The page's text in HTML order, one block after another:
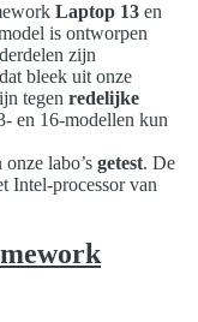
Laptop 13 en
is ontworpen
zijn
bleek uit onze
tegen redelijke
en 16-modellen kun
labo’s getest. De
Intel-processor van